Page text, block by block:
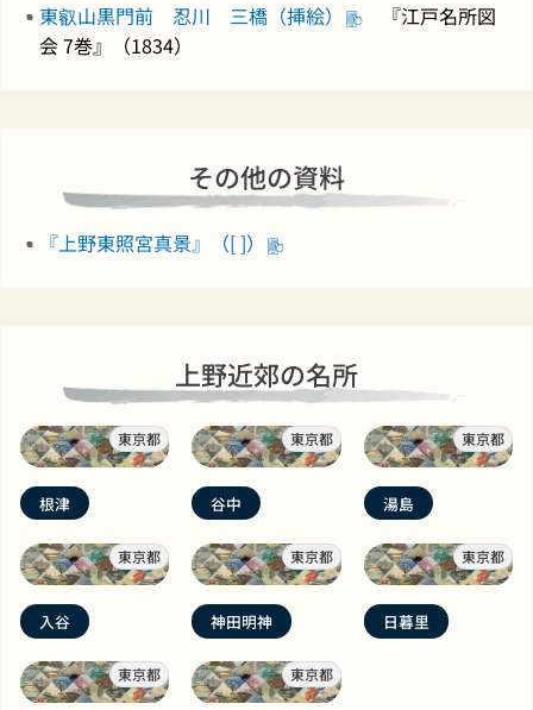
東叡山黒門前 忍川 三橋（挿絵）
『江戸名所図
会 7巻』（1834）
その他の資料
『上野東照宮真景』（[ ]）
上野近郊の名所
東京都
根津
東京都
谷中
東京都
湯島
東京都
入谷
東京都
神田明神
東京都
日暮里
東京都 東京都